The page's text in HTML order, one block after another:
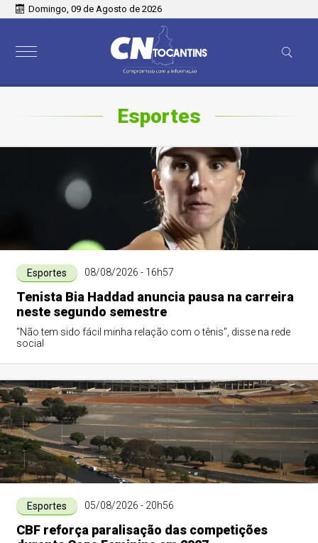
Domingo, 09 de Agosto de 2026
Esportes
Esportes 08/08/2026 - 16h57
Tenista Bia Haddad anuncia pausa na carreira
neste segundo semestre
"Não tem sido fácil minha relação com o tênis", disse na rede
social
Esportes 05/08/2026 - 20h56
CBF reforça paralisação das competições